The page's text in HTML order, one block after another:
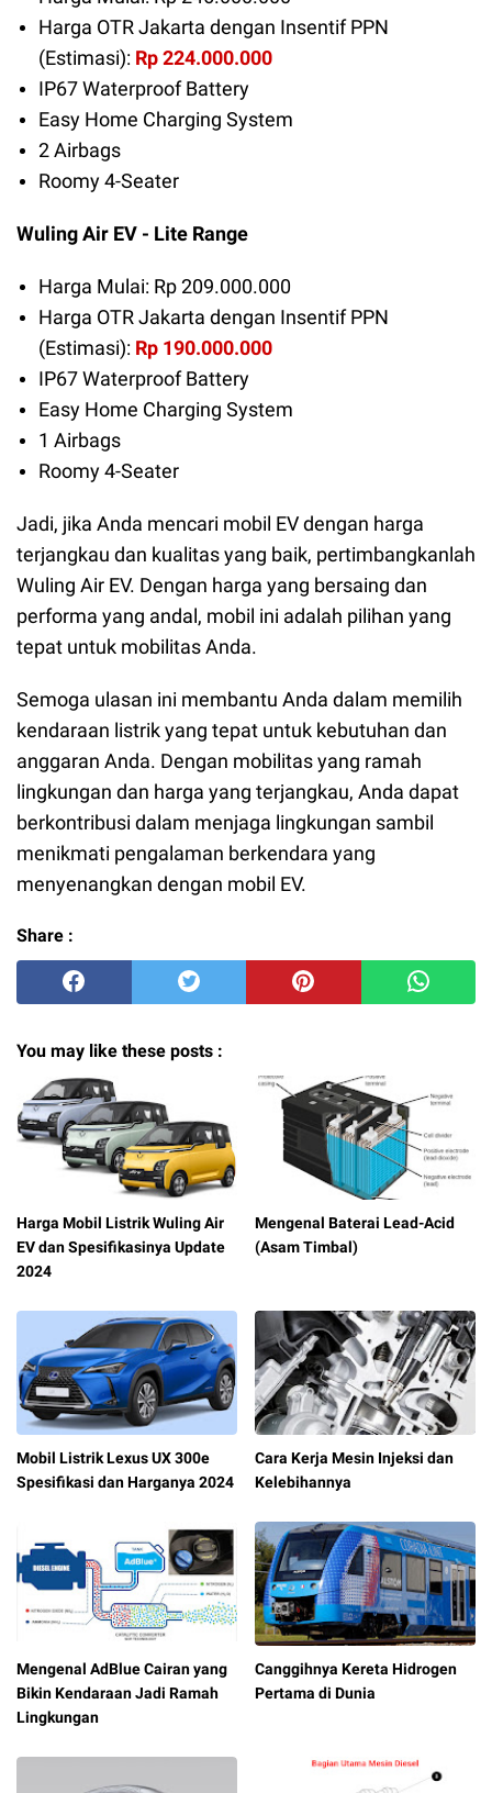
Harga OTR Jakarta dengan Insentif PPN
(Estimasi): Rp 224.000.000
IP67 Waterproof Battery
Easy Home Charging System
2 Airbags
Roomy 4-Seater
Wuling Air EV - Lite Range
Harga Mulai: Rp 209.000.000
Harga OTR Jakarta dengan Insentif PPN
(Estimasi): Rp 190.000.000
IP67 Waterproof Battery
Easy Home Charging System
1 Airbags
Roomy 4-Seater
Jadi, jika Anda mencari mobil EV dengan harga
terjangkau dan kualitas yang baik, pertimbangkanlah
Wuling Air EV. Dengan harga yang bersaing dan
performa yang andal, mobil ini adalah pilihan yang
tepat untuk mobilitas Anda.
Semoga ulasan ini membantu Anda dalam memilih
kendaraan listrik yang tepat untuk kebutuhan dan
anggaran Anda. Dengan mobilitas yang ramah
lingkungan dan harga yang terjangkau, Anda dapat
berkontribusi dalam menjaga lingkungan sambil
menikmati pengalaman berkendara yang
menyenangkan dengan mobil EV.
Share :
You may like these posts :
Harga Mobil Listrik Wuling Air
EV dan Spesifikasinya Update
2024
Mengenal Baterai Lead-Acid
(Asam Timbal)
Mobil Listrik Lexus UX 300e
Spesifikasi dan Harganya 2024
Cara Kerja Mesin Injeksi dan
Kelebihannya
Mengenal AdBlue Cairan yang
Bikin Kendaraan Jadi Ramah
Lingkungan
Canggihnya Kereta Hidrogen
Pertama di Dunia